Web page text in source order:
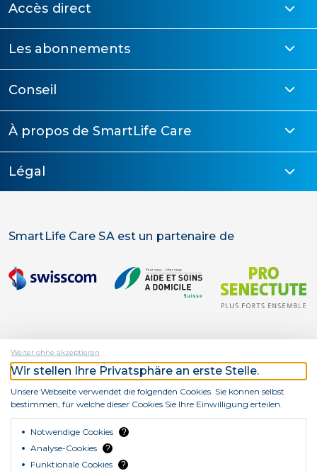
Accès direct
Les abonnements
Conseil
À propos de SmartLife Care
Légal
SmartLife Care SA est un partenaire de
SmartLife Care SA est une entreprise d'
Weiter ohne akzeptieren
Wir stellen Ihre Privatsphäre an erste Stelle.
Unsere Webseite verwendet die folgenden Cookies. Sie können selbst
bestimmen, für welche dieser Cookies Sie Ihre Einwilligung erteilen.
Notwendige Cookies ?
Analyse-Cookies ?
Funktionale Cookies ?